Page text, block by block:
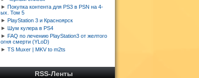
► Покупка контента для PS3 в PSN на 4-
ых. Том 5
► PlayStation 3 и Красноярск
► Шум кулера в PS4
► FAQ по лечению PlayStation3 от желтого
огня смерти (YLoD)
► TS Muxer | MKV to m2ts
RSS-Ленты